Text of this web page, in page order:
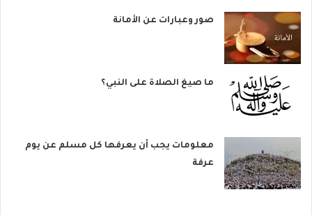
صور وعبارات عن الأمانة
ما صيغ الصلاة على النبي؟
معلومات يجب أن يعرفها كل مسلم عن يوم
عرفة